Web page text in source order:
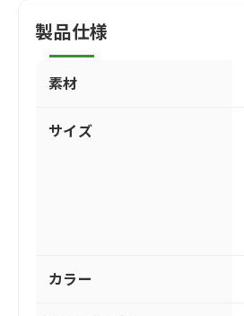
製品仕様
素材
サイズ
カラー